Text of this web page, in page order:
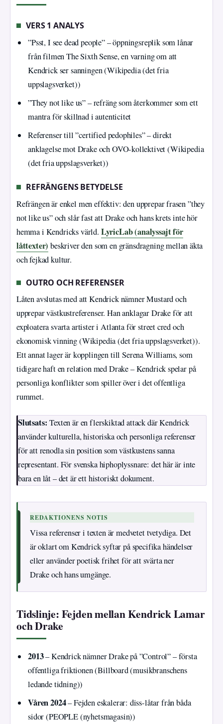
VERS 1 ANALYS
”Psst, I see dead people” – öppningsreplik som lånar
från filmen The Sixth Sense, en varning om att
Kendrick ser sanningen (Wikipedia (det fria
uppslagsverket))
”They not like us” – refräng som återkommer som ett
mantra för skillnad i autenticitet
Referenser till ”certified pedophiles” – direkt
anklagelse mot Drake och OVO-kollektivet (Wikipedia
(det fria uppslagsverket))
REFRÄNGENS BETYDELSE
Refrängen är enkel men effektiv: den upprepar frasen ”they
not like us” och slår fast att Drake och hans krets inte hör
hemma i Kendricks värld. LyricLab (analyssajt för
låttexter) beskriver den som en gränsdragning mellan äkta
och fejkad kultur.
OUTRO OCH REFERENSER
Låten avslutas med att Kendrick nämner Mustard och
upprepar västkustreferenser. Han anklagar Drake för att
exploatera svarta artister i Atlanta för street cred och
ekonomisk vinning (Wikipedia (det fria uppslagsverket)).
Ett annat lager är kopplingen till Serena Williams, som
tidigare haft en relation med Drake – Kendrick spelar på
personliga konflikter som spiller över i det offentliga
rummet.
Slutsats: Texten är en flerskiktad attack där Kendrick
använder kulturella, historiska och personliga referenser
för att renodla sin position som västkustens sanna
representant. För svenska hiphoplyssnare: det här är inte
bara en låt – det är ett historiskt dokument.
REDAKTIONENS NOTIS
Vissa referenser i texten är medvetet tvetydiga. Det
är oklart om Kendrick syftar på specifika händelser
eller använder poetisk frihet för att svärta ner
Drake och hans umgänge.
Tidslinje: Fejden mellan Kendrick Lamar
och Drake
2013– Kendrick nämner Drake på ”Control” – första
offentliga friktionen (Billboard (musikbranschens
ledande tidning))
Våren 2024– Fejden eskalerar: diss-låtar från båda
sidor (PEOPLE (nyhetsmagasin))